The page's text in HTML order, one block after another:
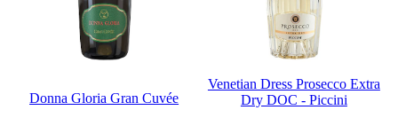
Donna Gloria Gran Cuvée
Venetian Dress Prosecco Extra
Dry DOC - Piccini